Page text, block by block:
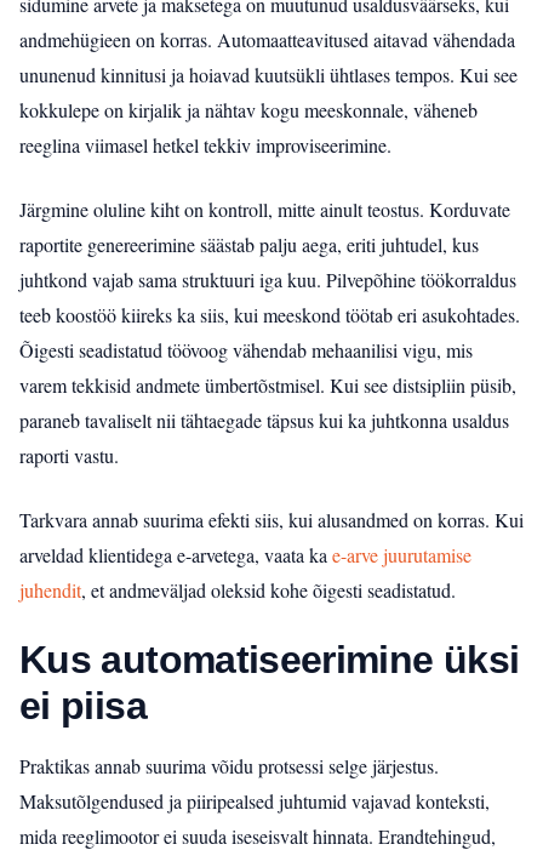
andmehügieen on korras. Automaatteavitused aitavad vähendada
ununenud kinnitusi ja hoiavad kuutsükli ühtlases tempos. Kui see
kokkulepe on kirjalik ja nähtav kogu meeskonnale, väheneb
reeglina viimasel hetkel tekkiv improviseerimine.
Järgmine oluline kiht on kontroll, mitte ainult teostus. Korduvate
raportite genereerimine säästab palju aega, eriti juhtudel, kus
juhtkond vajab sama struktuuri iga kuu. Pilvepõhine töökorraldus
teeb koostöö kiireks ka siis, kui meeskond töötab eri asukohtades.
Õigesti seadistatud töövoog vähendab mehaanilisi vigu, mis
varem tekkisid andmete ümbertõstmisel. Kui see distsipliin püsib,
paraneb tavaliselt nii tähtaegade täpsus kui ka juhtkonna usaldus
raporti vastu.
Tarkvara annab suurima efekti siis, kui alusandmed on korras. Kui
arveldad klientidega e-arvetega, vaata ka e-arve juurutamise
juhendit, et andmeväljad oleksid kohe õigesti seadistatud.
Kus automatiseerimine üksi
ei piisa
Praktikas annab suurima võidu protsessi selge järjestus.
Maksutõlgendused ja piiripealsed juhtumid vajavad konteksti,
mida reeglimootor ei suuda iseseisvalt hinnata. Erandtehingud,